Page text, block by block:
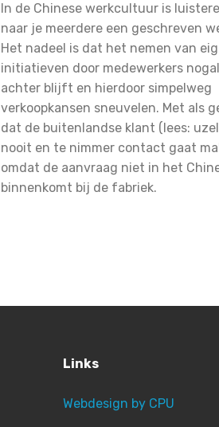
In de Chinese werkcultuur is
naar je meerdere een geschreven
Het nadeel is dat het nemen van
initiatieven door medewerkers
achter blijft en hierdoor simpelweg
verkoopkansen sneuvelen. Met als
dat de buitenlandse klant (lees:
nooit en te nimmer contact gaat
omdat de aanvraag niet in het
binnenkomt bij de fabriek.
Links
Webdesign by CPU